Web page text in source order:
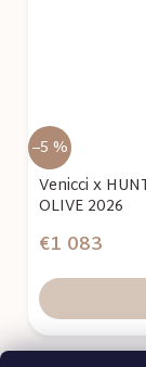
–5 %
Venicci x
OLIVE 2026
€1 083